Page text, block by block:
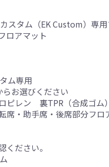
スタム（EK Custom）専
ロアマット
ム専用
お選びください
ピレン 裏TPR（合成ゴム）
席・助手席・後席部分フロ
ださい。